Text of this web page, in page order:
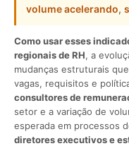
volume acelerando,
Como usar esses
regionais de RH, a
mudanças estruturais
vagas, requisitos e
consultores de
setor e a variação de
esperada em processos
diretores executivos e